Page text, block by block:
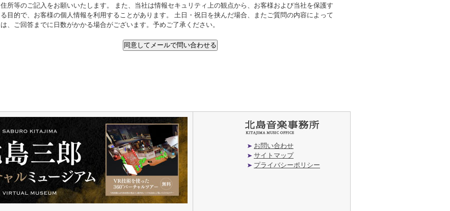
住所等のご記入をお願いいたします。 また、当社は情報セキュリティ上の観点から、お客様および当社を保護す
る目的で、お客様の個人情報を利用することがあります。 土日・祝日を挟んだ場合、またご質問の内容によって
は、ご回答までに日数がかかる場合がございます。予めご了承ください。
お問い合わせ
サイトマップ
プライバシーポリシー